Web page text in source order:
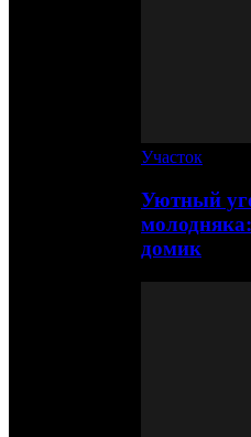
Участок
Уютный
домик